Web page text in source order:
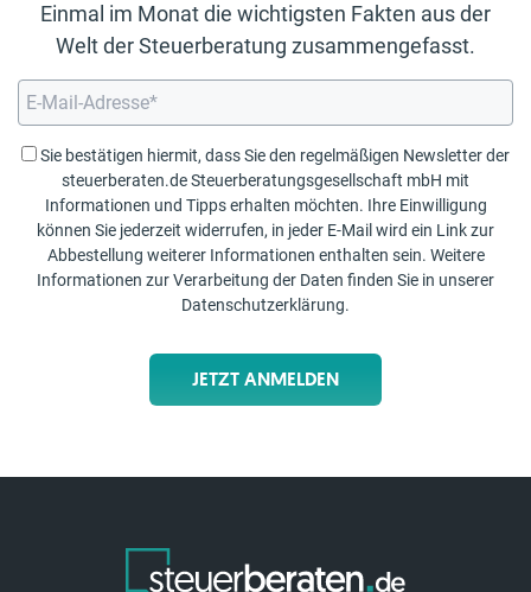
Einmal im Monat die wichtigsten Fakten aus der
Welt der Steuerberatung zusammengefasst.
Sie bestätigen hiermit, dass Sie den regelmäßigen Newsletter der
steuerberaten.de Steuerberatungsgesellschaft mbH mit
Informationen und Tipps erhalten möchten. Ihre Einwilligung
können Sie jederzeit widerrufen, in jeder E-Mail wird ein Link zur
Abbestellung weiterer Informationen enthalten sein. Weitere
Informationen zur Verarbeitung der Daten finden Sie in unserer
Datenschutzerklärung.
JETZT ANMELDEN